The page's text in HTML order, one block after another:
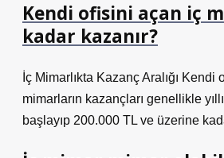
Kendi ofisini açan iç
kadar kazanır?
İç Mimarlıkta Kazanç Aralığı Kendi
mimarların kazançları genellikle
başlayıp 200.000 TL ve üzerine